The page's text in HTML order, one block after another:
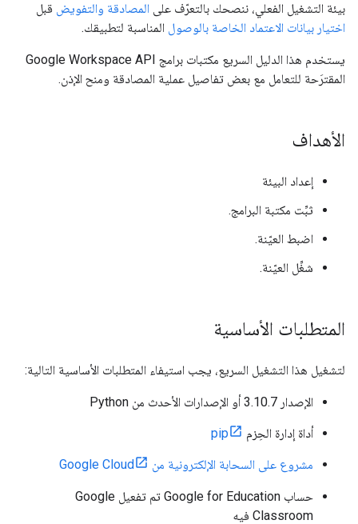
بيئة التشغيل الفعلي، ننصحك بالتعرّف على المصادقة والتفويض قبل
اختيار بيانات الاعتماد الخاصة بالوصول المناسبة لتطبيقك.
يستخدم هذا الدليل السريع مكتبات برامج Google Workspace API
المقترَحة للتعامل مع بعض تفاصيل عملية المصادقة ومنح الإذن.
الأهداف
إعداد البيئة
ثبِّت مكتبة البرامج.
اضبط العيّنة.
شغِّل العيّنة.
المتطلبات الأساسية
لتشغيل هذا التشغيل السريع، يجب استيفاء المتطلبات الأساسية التالية:
الإصدار 3.10.7 أو الإصدارات الأحدث من Python
أداة إدارة الحِزم pip
مشروع على السحابة الإلكترونية من Google Cloud
حساب Google for Education تم تفعيل Google
Classroom فيه